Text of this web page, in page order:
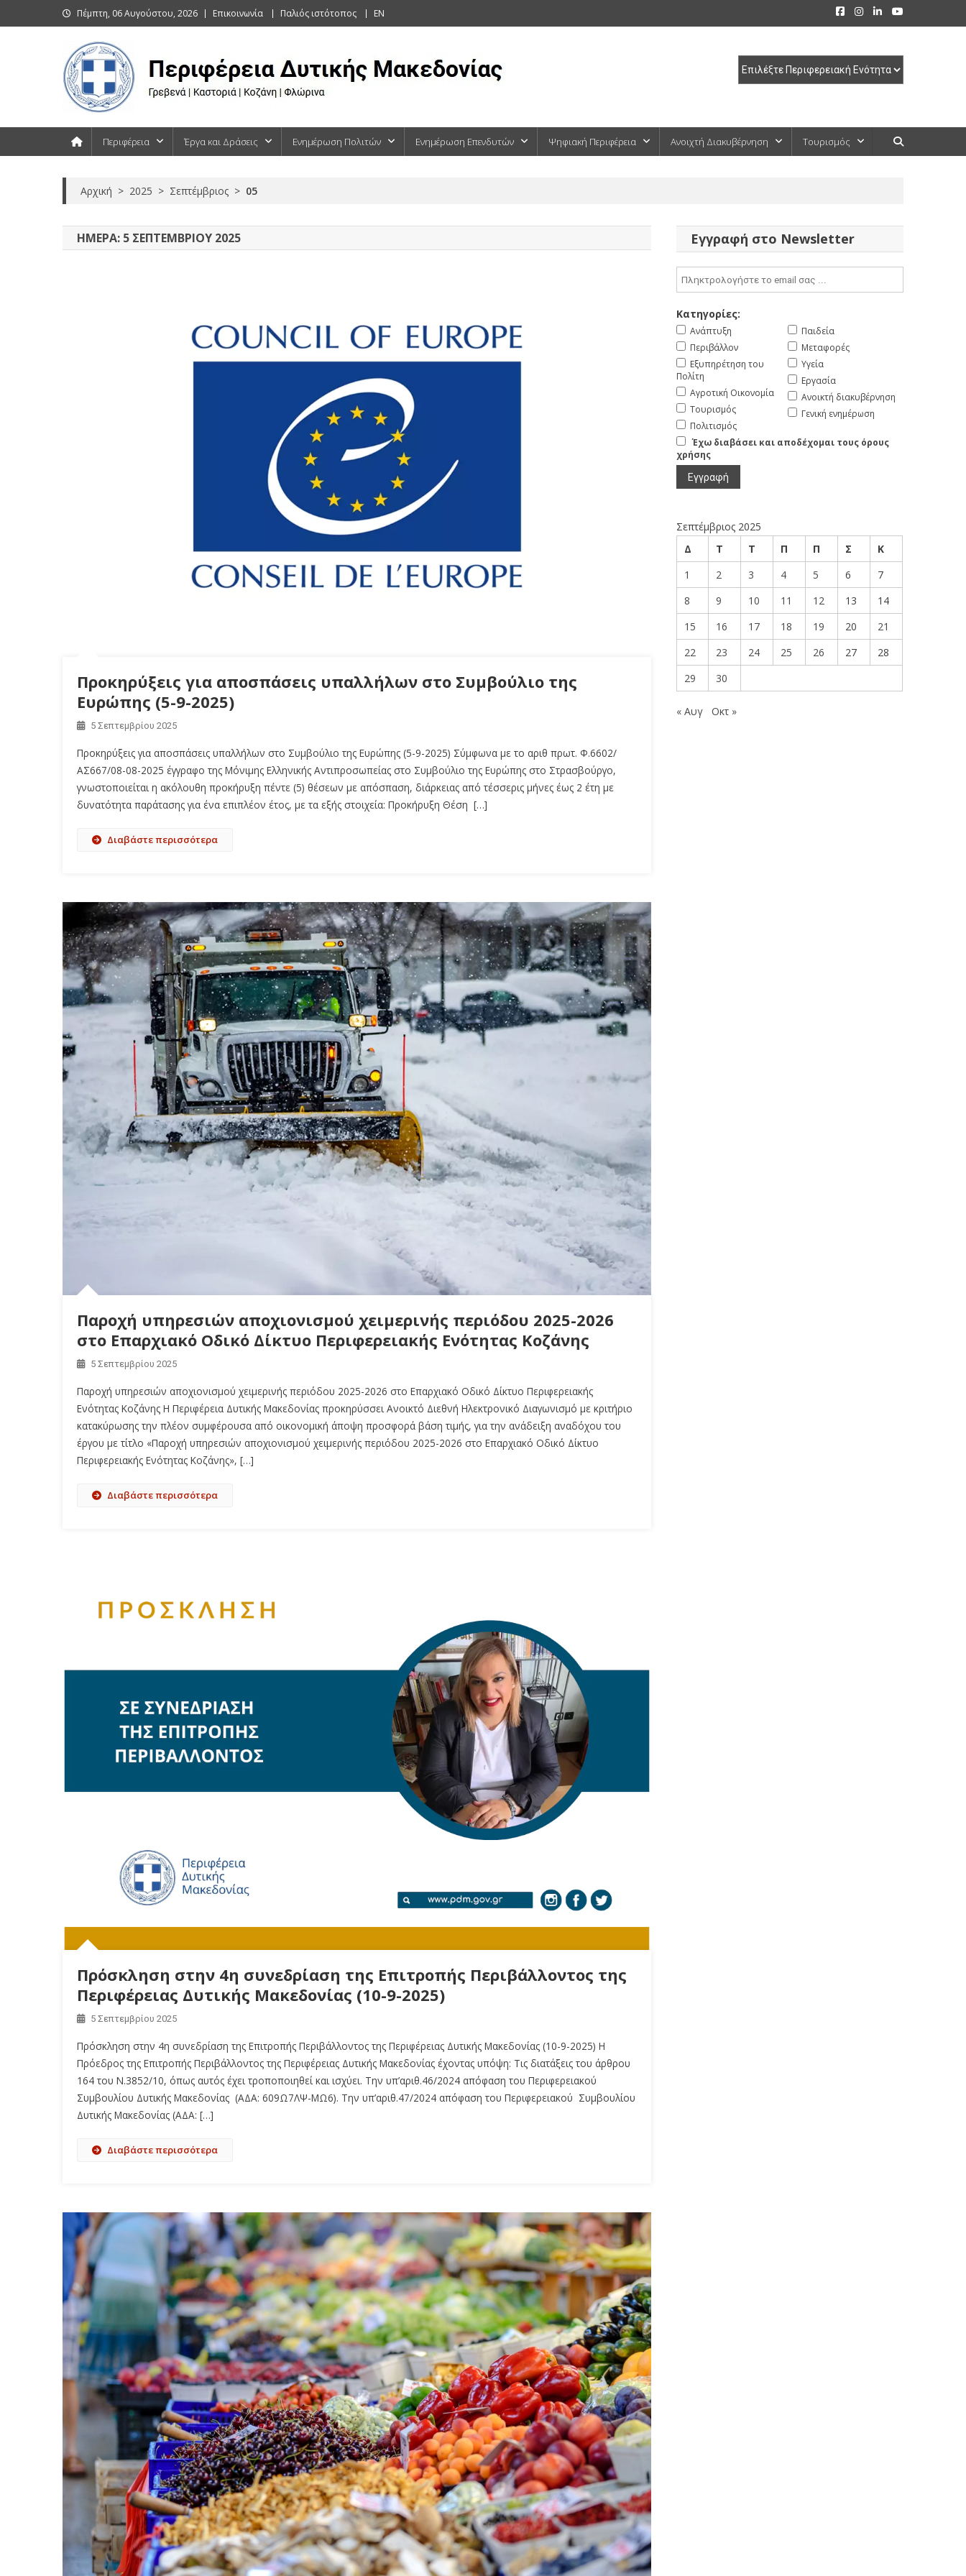
to
Πέμπτη, 06 Αυγούστου, 2026 Επικοινωνία Παλιός ιστότοπος EN
Περιφέρεια Έργα και Δράσεις Ενημέρωση Πολιτών Ενημέρωση Επενδυτών Ψηφιακή Περιφέρεια Ανοιχτή Διακυβέρνηση Τουρισμός
Αρχική > 2025 > Σεπτέμβριος > 05
ΗΜΈΡΑ: 5 ΣΕΠΤΕΜΒΡΊΟΥ 2025
Προκηρύξεις για αποσπάσεις υπαλλήλων στο Συμβούλιο της
Ευρώπης (5-9-2025)
5 Σεπτεμβρίου 2025
Προκηρύξεις για αποσπάσεις υπαλλήλων στο Συμβούλιο της Ευρώπης (5-9-2025) Σύμφωνα με το αριθ πρωτ. Φ.6602/
ΑΣ667/08-08-2025 έγγραφο της Μόνιμης Ελληνικής Αντιπροσωπείας στο Συμβούλιο της Ευρώπης στο Στρασβούργο,
γνωστοποιείται η ακόλουθη προκήρυξη πέντε (5) θέσεων με απόσπαση, διάρκειας από τέσσερις μήνες έως 2 έτη με
δυνατότητα παράτασης για ένα επιπλέον έτος, με τα εξής στοιχεία: Προκήρυξη Θέση […]
Διαβάστε περισσότερα
Παροχή υπηρεσιών αποχιονισμού χειμερινής περιόδου 2025-2026
στο Επαρχιακό Οδικό Δίκτυο Περιφερειακής Ενότητας Κοζάνης
5 Σεπτεμβρίου 2025
Παροχή υπηρεσιών αποχιονισμού χειμερινής περιόδου 2025-2026 στο Επαρχιακό Οδικό Δίκτυο Περιφερειακής
Ενότητας Κοζάνης Η Περιφέρεια Δυτικής Μακεδονίας προκηρύσσει Ανοικτό Διεθνή Ηλεκτρονικό Διαγωνισμό με κριτήριο
κατακύρωσης την πλέον συμφέρουσα από οικονομική άποψη προσφορά βάση τιμής, για την ανάδειξη αναδόχου του
έργου με τίτλο «Παροχή υπηρεσιών αποχιονισμού χειμερινής περιόδου 2025-2026 στο Επαρχιακό Οδικό Δίκτυο
Περιφερειακής Ενότητας Κοζάνης», […]
Διαβάστε περισσότερα
Πρόσκληση στην 4η συνεδρίαση της Επιτροπής Περιβάλλοντος της
Περιφέρειας Δυτικής Μακεδονίας (10-9-2025)
5 Σεπτεμβρίου 2025
Πρόσκληση στην 4η συνεδρίαση της Επιτροπής Περιβάλλοντος της Περιφέρειας Δυτικής Μακεδονίας (10-9-2025) Η
Πρόεδρος της Επιτροπής Περιβάλλοντος της Περιφέρειας Δυτικής Μακεδονίας έχοντας υπόψη: Τις διατάξεις του άρθρου
164 του Ν.3852/10, όπως αυτός έχει τροποποιηθεί και ισχύει. Την υπ’αριθ.46/2024 απόφαση του Περιφερειακού
Συμβουλίου Δυτικής Μακεδονίας (ΑΔΑ: 609Ω7ΛΨ-ΜΩ6). Την υπ’αριθ.47/2024 απόφαση του Περιφερειακού Συμβουλίου
Δυτικής Μακεδονίας (ΑΔΑ: […]
Διαβάστε περισσότερα
Εγγραφή στο Newsletter
Κατηγορίες:
Ανάπτυξη
Περιβάλλον
Εξυπηρέτηση του
Πολίτη
Αγροτική Οικονομία
Τουρισμός
Πολιτισμός
Παιδεία
Μεταφορές
Υγεία
Εργασία
Ανοικτή διακυβέρνηση
Γενική ενημέρωση
Έχω διαβάσει και αποδέχομαι τους όρους
χρήσης
Σεπτέμβριος 2025
Δ
Τ Τ Π Π Σ
Κ
1
2 3 4 5 6
7
8
9 10 11 12 13
14
15
16 17 18 19 20
21
22
23 24 25 26 27
28
29
30
« Αυγ Οκτ »